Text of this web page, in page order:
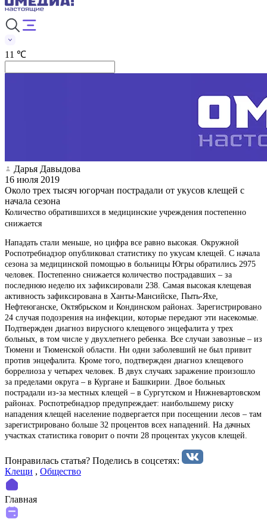
11 ℃
Дарья Давыдова
16 июля 2019
Около трех тысяч югорчан пострадали от укусов клещей с
начала сезона
Количество обратившихся в медицинские учреждения постепенно
снижается
Нападать стали меньше, но цифра все равно высокая. Окружной
Роспотребнадзор опубликовал статистику по укусам клещей. С начала
сезона за медицинской помощью в больницы Югры обратились 2975
человек. Постепенно снижается количество пострадавших – за
последнюю неделю их зафиксировали 238. Самая высокая клещевая
активность зафиксирована в Ханты-Мансийске, Пыть-Яхе,
Нефтеюганске, Октябрьском и Кондинском районах. Зарегистрировано
24 случая подозрения на инфекции, которые передают эти насекомые.
Подтвержден диагноз вирусного клещевого энцефалита у трех
больных, в том числе у двухлетнего ребенка. Все случаи завозные – из
Тюмени и Тюменской области. Ни одни заболевший не был привит
против энцефалита. Кроме того, подтвержден диагноз клещевого
боррелиоза у четырех человек. В двух случаях заражение произошло
за пределами округа – в Кургане и Башкирии. Двое больных
пострадали из-за местных клещей – в Сургутском и Нижневартовском
районах. Роспотребнадзор предупреждает: наибольшему риску
нападения клещей население подвергается при посещении лесов – там
зарегистрировано больше 32 процентов всех нападений. На дачных
участках статистика говорит о почти 28 процентах укусов клещей.
Понравилась статья? Поделиcь в соцсетях:
Клещи , Общество
Главная